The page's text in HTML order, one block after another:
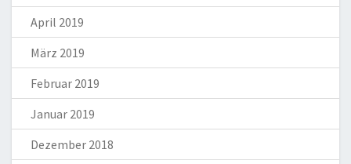
April 2019
März 2019
Februar 2019
Januar 2019
Dezember 2018